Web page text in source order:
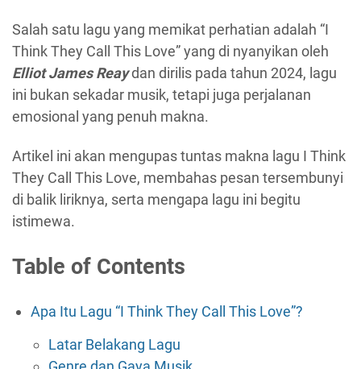
Salah satu lagu yang memikat perhatian adalah “I
Think They Call This Love” yang di nyanyikan oleh
Elliot James Reaydan dirilis pada tahun 2024, lagu
ini bukan sekadar musik, tetapi juga perjalanan
emosional yang penuh makna.
Artikel ini akan mengupas tuntas makna lagu I Think
They Call This Love, membahas pesan tersembunyi
di balik liriknya, serta mengapa lagu ini begitu
istimewa.
Table of Contents
Apa Itu Lagu “I Think They Call This Love”?
Latar Belakang Lagu